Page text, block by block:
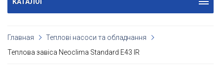
КАТАЛОГ
Главная
Теплові насоси та обладнання
Теплова завіса Neoclima Standard E43 IR